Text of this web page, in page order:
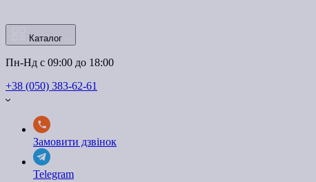
Каталог
Пн-Нд с 09:00 до 18:00
+38 (050) 383-62-61
Замовити дзвінок
Telegram